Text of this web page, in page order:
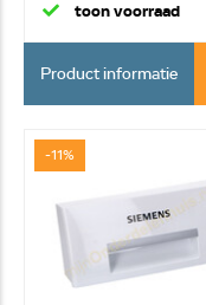
toon voorraad
Product informatie
-11%